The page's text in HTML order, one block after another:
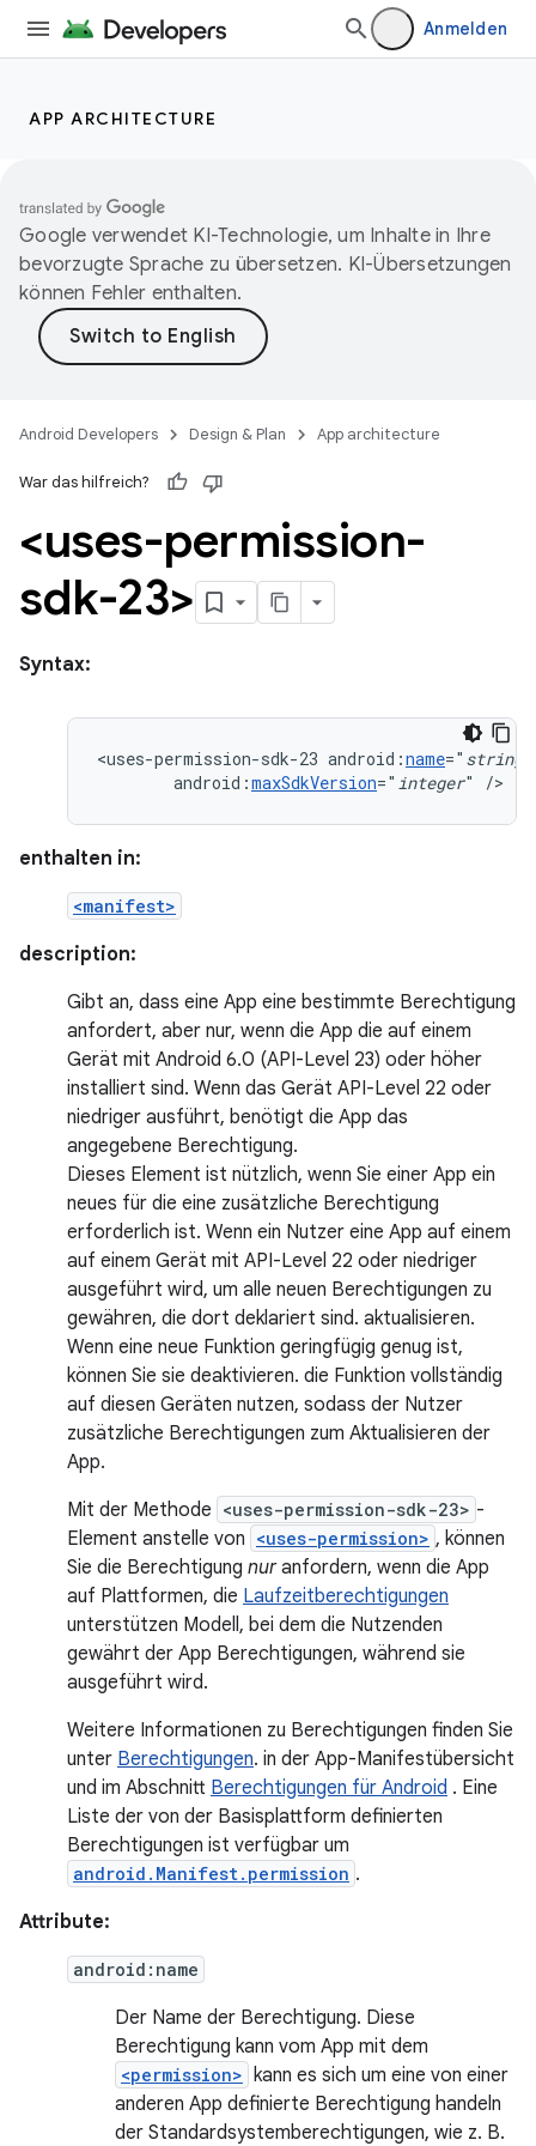
Anmelden
APP ARCHITECTURE
Google verwendet KI-Technologie, um Inhalte in Ihre
bevorzugte Sprache zu übersetzen. KI-Übersetzungen
können Fehler enthalten.
Android Developers Design & Plan App architecture
War das hilfreich?
<uses-permission-
sdk-23>
Syntax:
<uses-permission-sdk-23 android:name=" string
android:maxSdkVersion=" integer" />
enthalten in:
<manifest>
description:
Gibt an, dass eine App eine bestimmte Berechtigung
anfordert, aber nur, wenn die App die auf einem
Gerät mit Android 6.0 (API-Level 23) oder höher
installiert sind. Wenn das Gerät API-Level 22 oder
niedriger ausführt, benötigt die App das
angegebene Berechtigung.
Dieses Element ist nützlich, wenn Sie einer App ein
neues für die eine zusätzliche Berechtigung
erforderlich ist. Wenn ein Nutzer eine App auf einem
auf einem Gerät mit API-Level 22 oder niedriger
ausgeführt wird, um alle neuen Berechtigungen zu
gewähren, die dort deklariert sind. aktualisieren.
Wenn eine neue Funktion geringfügig genug ist,
können Sie sie deaktivieren. die Funktion vollständig
auf diesen Geräten nutzen, sodass der Nutzer
zusätzliche Berechtigungen zum Aktualisieren der
App.
Mit der Methode <uses-permission-sdk-23> -
Element anstelle von <uses-permission> , können
Sie die Berechtigung nuranfordern, wenn die App
auf Plattformen, die Laufzeitberechtigungen
unterstützen Modell, bei dem die Nutzenden
gewährt der App Berechtigungen, während sie
ausgeführt wird.
Weitere Informationen zu Berechtigungen finden Sie
unter Berechtigungen. in der App-Manifestübersicht
und im Abschnitt Berechtigungen für Android . Eine
Liste der von der Basisplattform definierten
Berechtigungen ist verfügbar um
android.Manifest.permission .
Attribute:
android:name
Der Name der Berechtigung. Diese
Berechtigung kann vom App mit dem
<permission> kann es sich um eine von einer
anderen App definierte Berechtigung handeln
der Standardsystemberechtigungen, wie z. B.